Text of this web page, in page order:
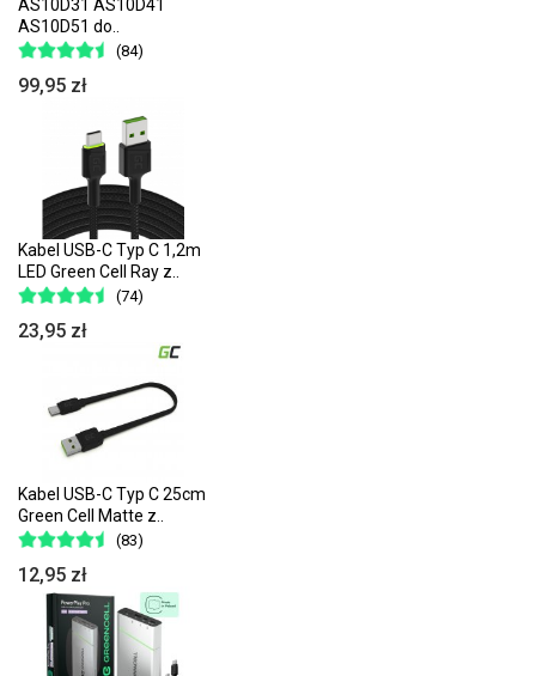
AS10D31 AS10D41
AS10D51 do..
(84)
99,95 zł
Kabel USB-C Typ C 1,2m
LED Green Cell Ray z..
(74)
23,95 zł
Kabel USB-C Typ C 25cm
Green Cell Matte z..
(83)
12,95 zł